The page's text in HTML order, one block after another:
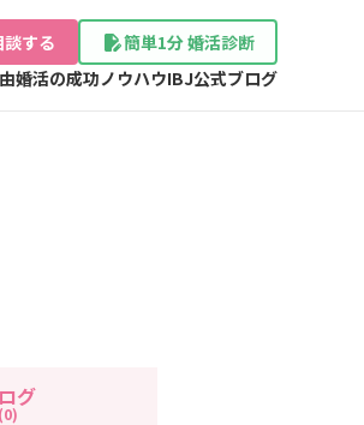
する
簡単1分 婚活診断
婚活の成功ノウハウIBJ公式ブログ
グ
(0)